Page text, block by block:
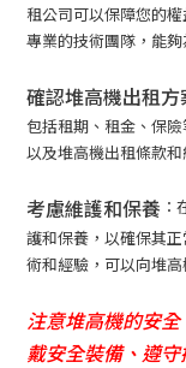
租公司可以保障您的
專業的技術團隊，能
確認堆高機出租方
包括租期、租金、保
以及堆高機出租條款
考慮維護和保養
護和保養，以確保其
術和經驗，可以向堆
注意堆高機的安
戴安全裝備、遵